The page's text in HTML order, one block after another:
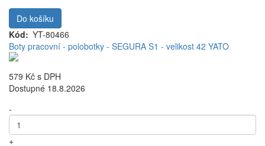
Do košíku
Kód
YT-80466
Boty pracovní - polobotky - SEGURA S1 - velikost 42 YATO
579 Kč s DPH
Dostupné 18.8.2026
-
+